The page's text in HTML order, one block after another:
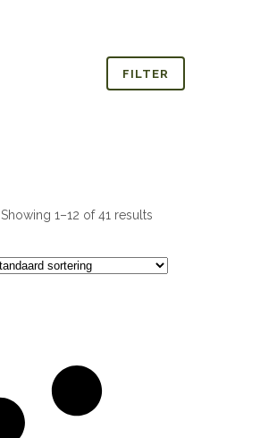
FILTER
Showing 1–12 of 41 results